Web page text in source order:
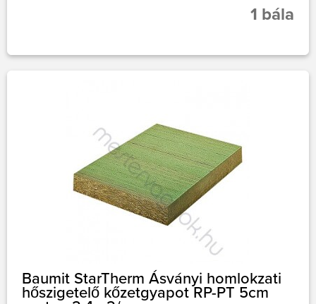
1 bála
Baumit StarTherm Ásványi homlokzati
hőszigetelő kőzetgyapot RP-PT 5cm